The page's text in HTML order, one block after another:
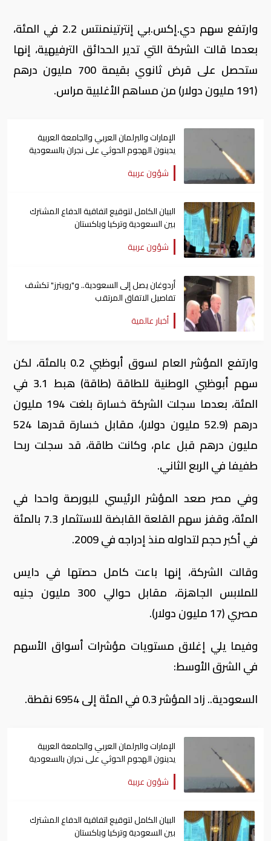
وارتفع سهم دي.إكس.بي إنترتينمنتس 2.2 في المئة،
بعدما قالت الشركة التي تدير الحدائق الترفيهية، إنها
ستحصل على قرض ثانوي بقيمة 700 مليون درهم
(191 مليون دولار) من مساهم الأغلبية مراس.
الإمارات والبرلمان العربي والجامعة العربية
يدينون الهجوم الحوثي على نجران بالسعودية
شؤون عربية
البيان الكامل لتوقيع اتفاقية الدفاع المشترك
بين السعودية وتركيا وباكستان
شؤون عربية
أردوغان يصل إلى السعودية.. و"رويترز" تكشف
تفاصيل الاتفاق المرتقب
أخبار عالمية
وارتفع المؤشر العام لسوق أبوظبي 0.2 بالمئة، لكن
سهم أبوظبي الوطنية للطاقة (طاقة) هبط 3.1 في
المئة، بعدما سجلت الشركة خسارة بلغت 194 مليون
درهم (52.9 مليون دولار)، مقابل خسارة قدرها 524
مليون درهم قبل عام، وكانت طاقة، قد سجلت ربحا
طفيفا في الربع الثاني.
وفي مصر صعد المؤشر الرئيسي للبورصة واحدا في
المئة، وقفز سهم القلعة القابضة للاستثمار 7.3 بالمئة
في أكبر حجم لتداوله منذ إدراجه في 2009.
وقالت الشركة، إنها باعت كامل حصتها في دايس
للملابس الجاهزة، مقابل حوالي 300 مليون جنيه
مصري (17 مليون دولار).
وفيما يلي إغلاق مستويات مؤشرات أسواق الأسهم
في الشرق الأوسط:
السعودية.. زاد المؤشر 0.3 في المئة إلى 6954 نقطة.
الإمارات والبرلمان العربي والجامعة العربية
يدينون الهجوم الحوثي على نجران بالسعودية
شؤون عربية
البيان الكامل لتوقيع اتفاقية الدفاع المشترك
بين السعودية وتركيا وباكستان